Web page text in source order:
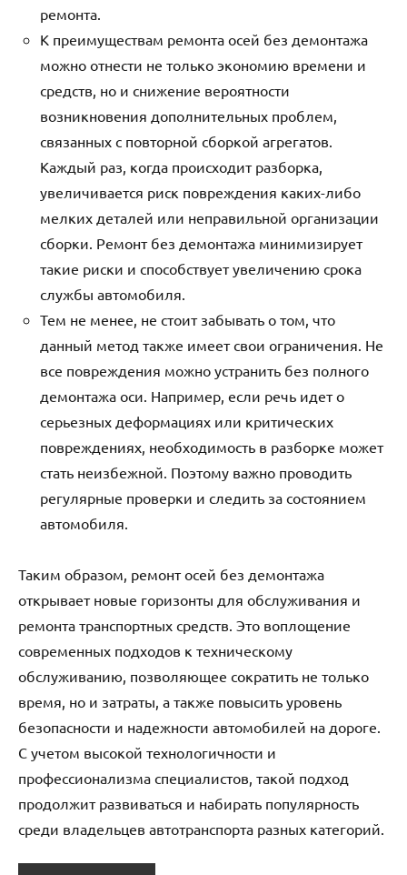
ремонта.
К преимуществам ремонта осей без демонтажа
можно отнести не только экономию времени и
средств, но и снижение вероятности
возникновения дополнительных проблем,
связанных с повторной сборкой агрегатов.
Каждый раз, когда происходит разборка,
увеличивается риск повреждения каких-либо
мелких деталей или неправильной организации
сборки. Ремонт без демонтажа минимизирует
такие риски и способствует увеличению срока
службы автомобиля.
Тем не менее, не стоит забывать о том, что
данный метод также имеет свои ограничения. Не
все повреждения можно устранить без полного
демонтажа оси. Например, если речь идет о
серьезных деформациях или критических
повреждениях, необходимость в разборке может
стать неизбежной. Поэтому важно проводить
регулярные проверки и следить за состоянием
автомобиля.
Таким образом, ремонт осей без демонтажа
открывает новые горизонты для обслуживания и
ремонта транспортных средств. Это воплощение
современных подходов к техническому
обслуживанию, позволяющее сократить не только
время, но и затраты, а также повысить уровень
безопасности и надежности автомобилей на дороге.
С учетом высокой технологичности и
профессионализма специалистов, такой подход
продолжит развиваться и набирать популярность
среди владельцев автотранспорта разных категорий.